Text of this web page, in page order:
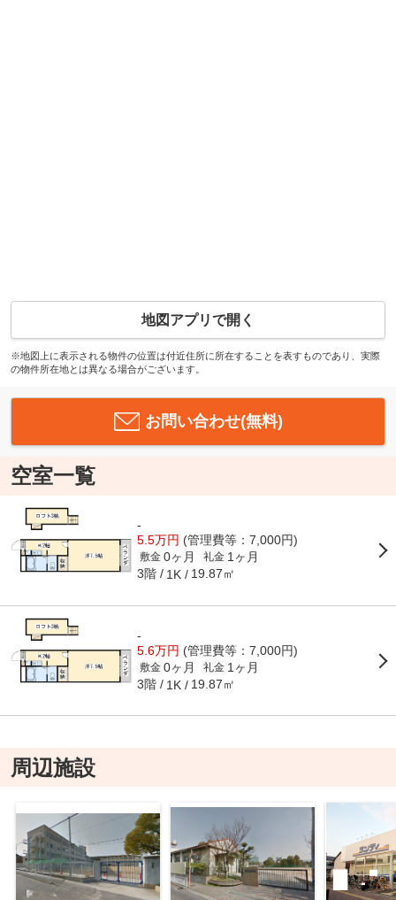
地図アプリで開く
※地図上に表示される物件の位置は付近住所に所在することを表すものであり、実際
の物件所在地とは異なる場合がございます。
お問い合わせ(無料)
空室一覧
-
5.5万円 (管理費等：7,000円)
敷金 0ヶ月 礼金 1ヶ月
3階 1K 19.87㎡
-
5.6万円 (管理費等：7,000円)
敷金 0ヶ月 礼金 1ヶ月
3階 1K 19.87㎡
周辺施設